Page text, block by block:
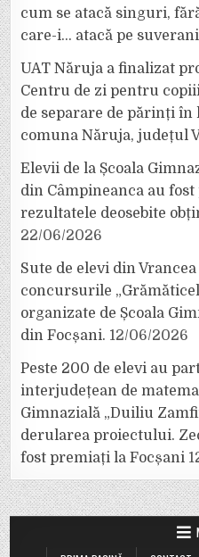
cum se atacă singuri,
care-i… atacă pe
UAT Năruja a finalizat
Centru de zi pentru
de separare de părinți în
comuna Năruja, județul
Elevii de la Școala
din Câmpineanca au
rezultatele deosebite
22/06/2026
Sute de elevi din
concursurile
organizate de Școala
din Focșani. 12/06/2026
Peste 200 de elevi au
interjudețean de
Gimnazială „Duiliu
derularea proiectului.
fost premiați la Focșani